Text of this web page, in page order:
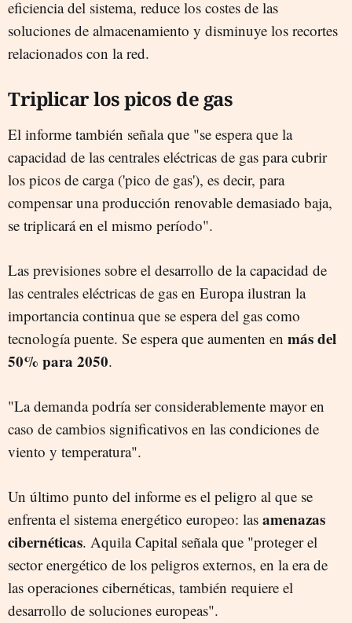
eficiencia del sistema, reduce los costes de las
soluciones de almacenamiento y disminuye los recortes
relacionados con la red.
Triplicar los picos de gas
El informe también señala que "se espera que la
capacidad de las centrales eléctricas de gas para cubrir
los picos de carga ('pico de gas'), es decir, para
compensar una producción renovable demasiado baja,
se triplicará en el mismo período".
Las previsiones sobre el desarrollo de la capacidad de
las centrales eléctricas de gas en Europa ilustran la
importancia continua que se espera del gas como
tecnología puente. Se espera que aumenten en más del
50% para 2050.
"La demanda podría ser considerablemente mayor en
caso de cambios significativos en las condiciones de
viento y temperatura".
Un último punto del informe es el peligro al que se
enfrenta el sistema energético europeo: las amenazas
cibernéticas. Aquila Capital señala que "proteger el
sector energético de los peligros externos, en la era de
las operaciones cibernéticas, también requiere el
desarrollo de soluciones europeas".